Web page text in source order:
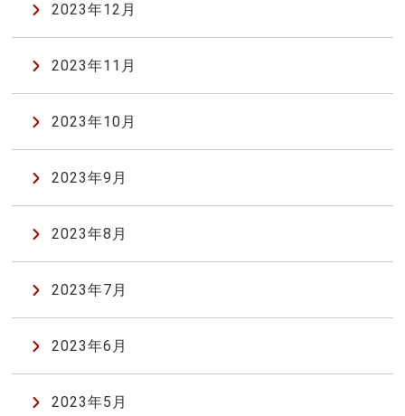
2023年12月
2023年11月
2023年10月
2023年9月
2023年8月
2023年7月
2023年6月
2023年5月